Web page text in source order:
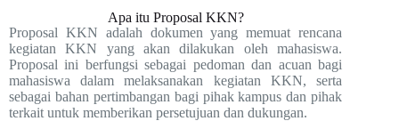
Apa itu Proposal KKN?
Proposal KKN adalah dokumen yang memuat rencana
kegiatan KKN yang akan dilakukan oleh mahasiswa.
Proposal ini berfungsi sebagai pedoman dan acuan bagi
mahasiswa dalam melaksanakan kegiatan KKN, serta
sebagai bahan pertimbangan bagi pihak kampus dan pihak
terkait untuk memberikan persetujuan dan dukungan.